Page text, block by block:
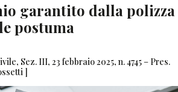
garantito dalla polizza
postuma
Sez. III, 23 febbraio 2025, n. 4745 – Pres.
]